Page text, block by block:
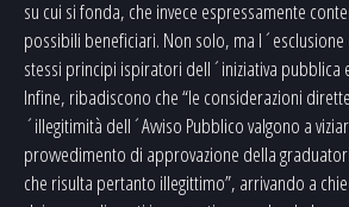
su cui si fonda, che invece espressamente
possibili beneficiari. Non solo, ma l´esclusione
stessi principi ispiratori dell´iniziativa pubblica
Infine, ribadiscono che “le considerazioni
´illegitimità dell´Avviso Pubblico valgono a
provvedimento di approvazione della
che risulta pertanto illegittimo”, arrivando a